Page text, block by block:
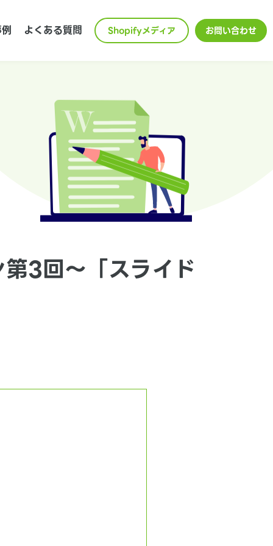
よくある質問 Shopifyメディア お問い合わせ
3回〜「スライド